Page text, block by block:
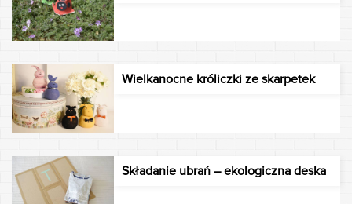
Wielkanocne króliczki ze skarpetek
Składanie ubrań – ekologiczna deska